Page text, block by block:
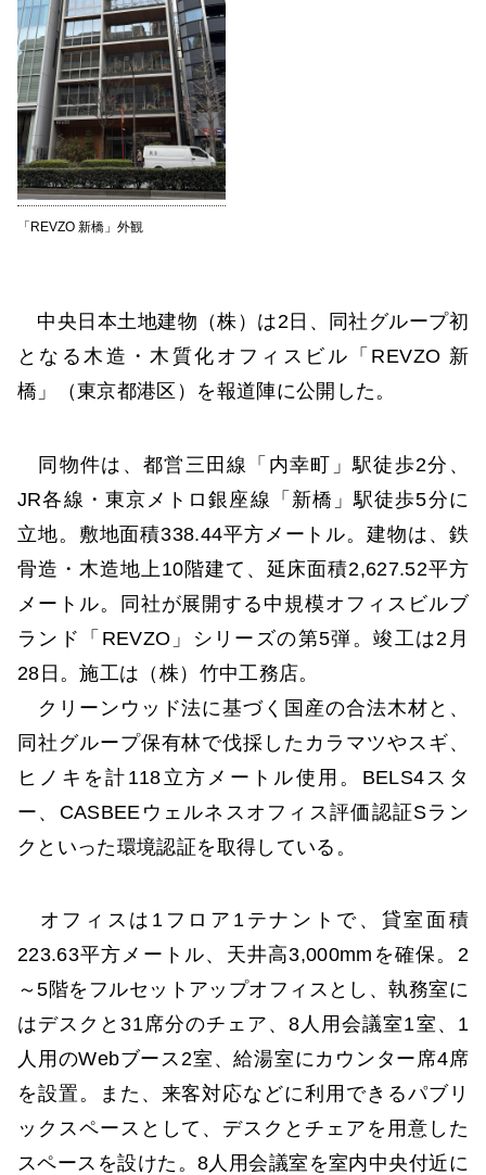
「REVZO 新橋」外観
中央日本土地建物（株）は2日、同社グループ初
となる木造・木質化オフィスビル「REVZO 新
橋」（東京都港区）を報道陣に公開した。
同物件は、都営三田線「内幸町」駅徒歩2分、
JR各線・東京メトロ銀座線「新橋」駅徒歩5分に
立地。敷地面積338.44平方メートル。建物は、鉄
骨造・木造地上10階建て、延床面積2,627.52平方
メートル。同社が展開する中規模オフィスビルブ
ランド「REVZO」シリーズの第5弾。竣工は2月
28日。施工は（株）竹中工務店。
クリーンウッド法に基づく国産の合法木材と、
同社グループ保有林で伐採したカラマツやスギ、
ヒノキを計118立方メートル使用。BELS4スタ
ー、CASBEEウェルネスオフィス評価認証Sラン
クといった環境認証を取得している。
オフィスは1フロア1テナントで、貸室面積
223.63平方メートル、天井高3,000mmを確保。2
～5階をフルセットアップオフィスとし、執務室に
はデスクと31席分のチェア、8人用会議室1室、1
人用のWebブース2室、給湯室にカウンター席4席
を設置。また、来客対応などに利用できるパブリ
ックスペースとして、デスクとチェアを用意した
スペースを設けた。8人用会議室を室内中央付近に